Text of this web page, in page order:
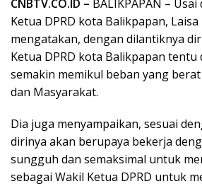
CNBTV.CO.ID – BALIKPAPAN –
Ketua DPRD kota Balikpapan, Laisa
mengatakan, dengan dilantiknya
Ketua DPRD kota Balikpapan tentu
semakin memikul beban yang
dan Masyarakat.
Dia juga menyampaikan, sesuai
dirinya akan berupaya bekerja
sungguh dan semaksimal untuk
sebagai Wakil Ketua DPRD untuk